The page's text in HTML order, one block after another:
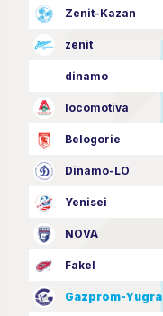
Zenit-Kazan
zenit
dinamo
locomotiva
Belogorie
Dinamo-LO
Yenisei
NOVA
Fakel
Gazprom-Yugra